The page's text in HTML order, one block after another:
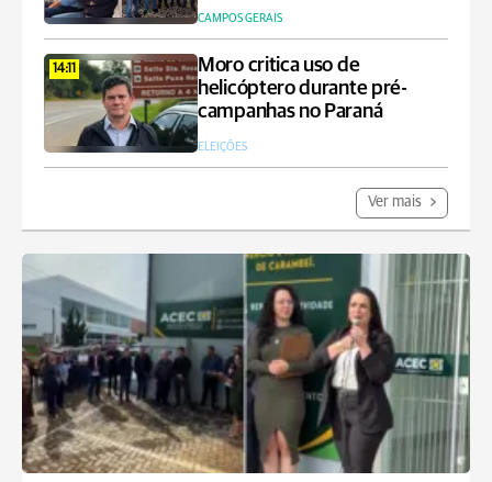
CAMPOS GERAIS
14:11
Moro critica uso de
helicóptero durante pré-
campanhas no Paraná
ELEIÇÕES
Ver mais